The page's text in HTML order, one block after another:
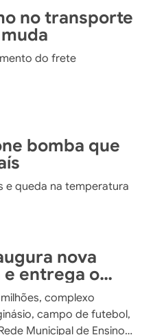
no transporte
do frete
bomba que
e queda na temperatura
nova
e entrega o
da
complexo
campo de futebol,
Municipal de Ensino